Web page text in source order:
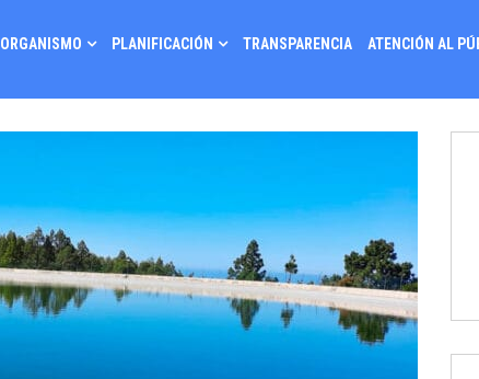
ORGANISMO PLANIFICACIÓN TRANSPARENCIA ATENCIÓN AL